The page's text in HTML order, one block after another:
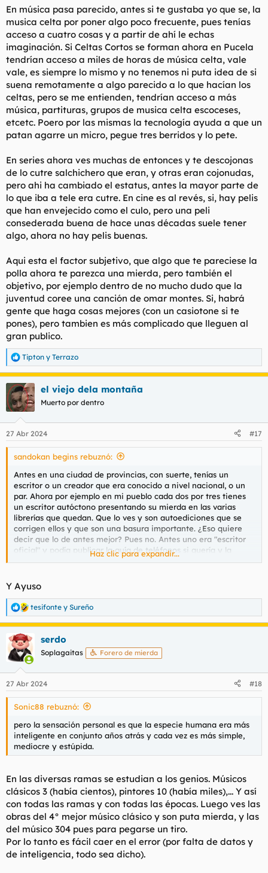
En música pasa parecido, antes si te gustaba yo que se, la
musica celta por poner algo poco frecuente, pues tenías
acceso a cuatro cosas y a partir de ahí le echas
imaginación. Si Celtas Cortos se forman ahora en Pucela
tendrían acceso a miles de horas de música celta, vale
vale, es siempre lo mismo y no tenemos ni puta idea de si
suena remotamente a algo parecido a lo que hacían los
celtas, pero se me entienden, tendrían acceso a más
música, partituras, grupos de musica celta escoceses,
etcetc. Poero por las mismas la tecnología ayuda a que un
patan agarre un micro, pegue tres berridos y lo pete.
En series ahora ves muchas de entonces y te descojonas
de lo cutre salchichero que eran, y otras eran cojonudas,
pero ahi ha cambiado el estatus, antes la mayor parte de
lo que iba a tele era cutre. En cine es al revés, si, hay pelis
que han envejecido como el culo, pero una peli
consederada buena de hace unas décadas suele tener
algo, ahora no hay pelis buenas.
Aqui esta el factor subjetivo, que algo que te pareciese la
polla ahora te parezca una mierda, pero también el
objetivo, por ejemplo dentro de no mucho dudo que la
juventud coree una canción de omar montes. Si, habrá
gente que haga cosas mejores (con un casiotone si te
pones), pero tambien es más complicado que lleguen al
gran publico.
R
e
a
c
c
i
e
s
Tipton y Terrazo
el viejo dela montaña
Muerto por dentro
27 Abr 2024 #17
sandokan begins rebuznó:
Antes en una ciudad de provincias, con suerte, tenías un
escritor o un creador que era conocido a nivel nacional, o un
par. Ahora por ejemplo en mi pueblo cada dos por tres tienes
un escritor autóctono presentando su mierda en las varias
librerías que quedan. Que lo ves y son autoediciones que se
corrigen ellos y que son una basura importante. ¿Eso quiere
decir que lo de antes mejor? Pues no. Antes uno era "escritor
oficial" y podía publicar la guía de teléfonos si quería y la
gente se las tenía que comer. Seguro que ahora hay gente
inverta en ellos y en consecuencia, se les conozca, asi que te
queda una maraña de escritores de mierda y el panorama
oficial se resume en que antes iban escritores a la tele y ahora
la tele genera "escritores"
En música pasa parecido, antes si te gustaba yo que se, la
musica celta por poner algo poco frecuente, pues tenías
acceso a cuatro cosas y a partir de ahí le echas imaginación. Si
Celtas Cortos se forman ahora en Pucela tendrían acceso a
miles de horas de música celta, vale vale, es siempre lo mismo
y no tenemos ni puta idea de si suena remotamente a algo
parecido a lo que hacían los celtas, pero se me entienden,
tendrían acceso a más música, partituras, grupos de musica
celta escoceses, etcetc. Poero por las mismas la tecnología
ayuda a que un patan agarre un micro, pegue tres berridos y
lo pete.
cutre salchichero que eran, y otras eran cojonudas, pero ahi ha
cambiado el estatus, antes la mayor parte de lo que iba a tele
era cutre. En cine es al revés, si, hay pelis que han envejecido
como el culo, pero una peli consederada buena de hace unas
décadas suele tener algo, ahora no hay pelis buenas.
Aqui esta el factor subjetivo, que algo que te pareciese la polla
ahora te parezca una mierda, pero también el objetivo, por
ejemplo dentro de no mucho dudo que la juventud coree una
Haz clic para expandir...
Y Ayuso
R
e
a
c
c
i
e
s
tesifonte y Sureño
serdo
Soplagaitas Forero de mierda
27 Abr 2024 #18
Sonic88 rebuznó:
pero la sensación personal es que la especie humana era más
inteligente en conjunto años atrás y cada vez es más simple,
mediocre y estúpida.
En las diversas ramas se estudian a los genios. Músicos
clásicos 3 (había cientos), pintores 10 (había miles),... Y así
con todas las ramas y con todas las épocas. Luego ves las
obras del 4° mejor músico clásico y son puta mierda, y las
del músico 304 pues para pegarse un tiro.
Por lo tanto es fácil caer en el error (por falta de datos y
de inteligencia, todo sea dicho).